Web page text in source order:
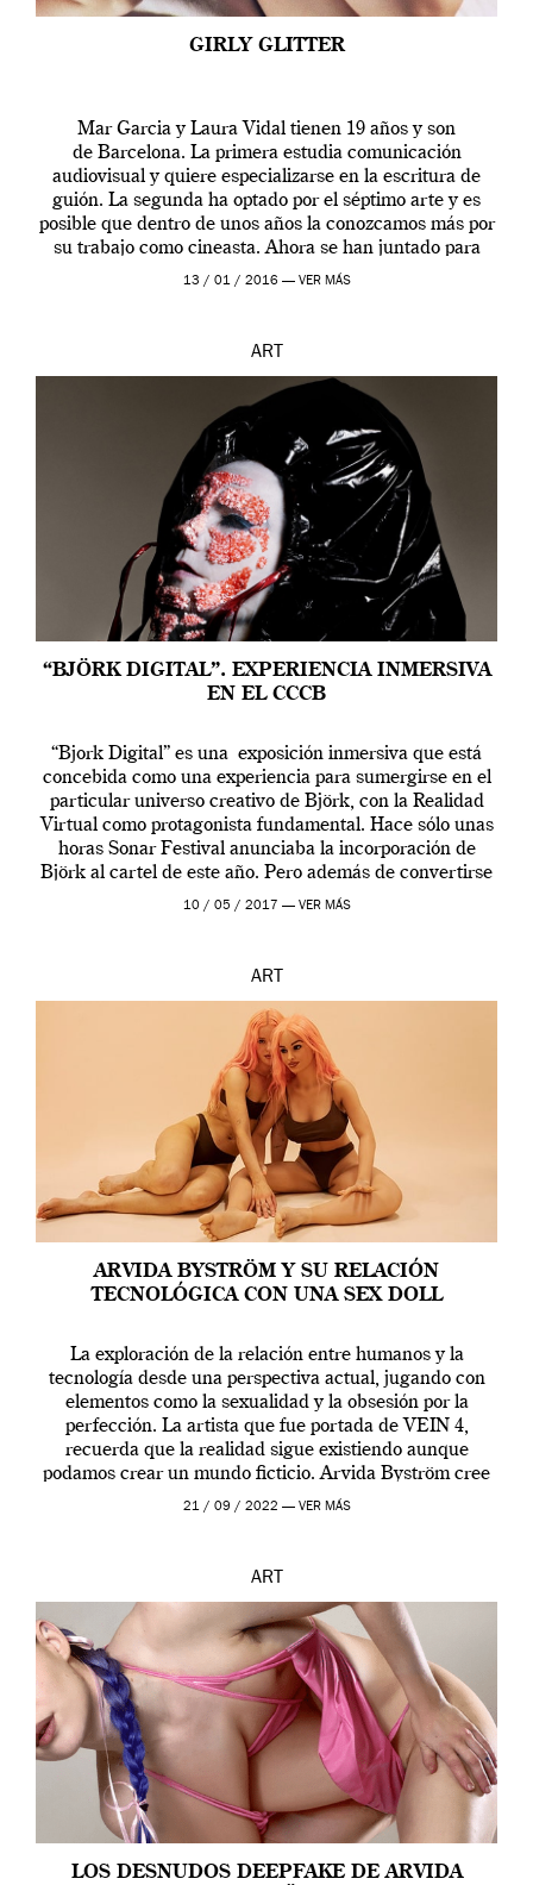
GIRLY GLITTER
Mar Garcia y Laura Vidal tienen 19 años y son
de Barcelona. La primera estudia comunicación
audiovisual y quiere especializarse en la escritura de
guión. La segunda ha optado por el séptimo arte y es
posible que dentro de unos años la conozcamos más por
su trabajo como cineasta. Ahora se han juntado para
contarnos una […]
13 / 01 / 2016 — VER MÁS
ART
“BJÖRK DIGITAL”. EXPERIENCIA INMERSIVA
EN EL CCCB
“Bjork Digital” es una exposición inmersiva que está
concebida como una experiencia para sumergirse en el
particular universo creativo de Björk, con la Realidad
Virtual como protagonista fundamental. Hace sólo unas
horas Sonar Festival anunciaba la incorporación de
Björk al cartel de este año. Pero además de convertirse
en una de las actuaciones más relevantes […]
10 / 05 / 2017 — VER MÁS
ART
ARVIDA BYSTRÖM Y SU RELACIÓN
TECNOLÓGICA CON UNA SEX DOLL
La exploración de la relación entre humanos y la
tecnología desde una perspectiva actual, jugando con
elementos como la sexualidad y la obsesión por la
perfección. La artista que fue portada de VEIN 4,
recuerda que la realidad sigue existiendo aunque
podamos crear un mundo ficticio. Arvida Byström cree
que los humanos tienen un complejo […]
21 / 09 / 2022 — VER MÁS
ART
LOS DESNUDOS DEEPFAKE DE ARVIDA